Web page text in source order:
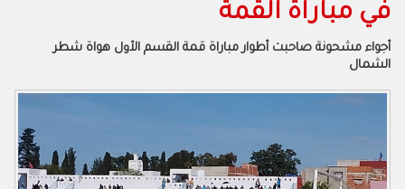
في مباراة القمة
أجواء مشحونة صاحبت أطوار مباراة قمة القسم الأول هواة شطر
الشمال